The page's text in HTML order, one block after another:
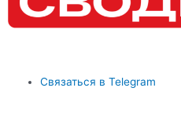
Связаться в Telegram